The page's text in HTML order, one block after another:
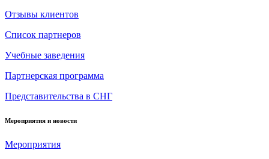
Отзывы клиентов
Список партнеров
Учебные заведения
Партнерская программа
Представительства в СНГ
Мероприятия и новости
Мероприятия